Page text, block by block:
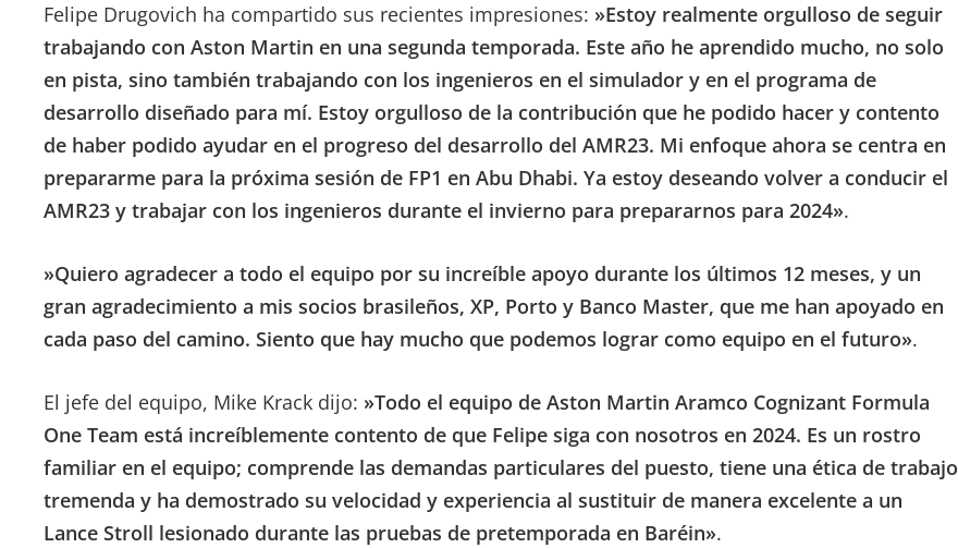
Felipe Drugovich ha compartido sus recientes impresiones: »Estoy realmente orgulloso de seguir
trabajando con Aston Martin en una segunda temporada. Este año he aprendido mucho, no solo
en pista, sino también trabajando con los ingenieros en el simulador y en el programa de
desarrollo diseñado para mí. Estoy orgulloso de la contribución que he podido hacer y contento
de haber podido ayudar en el progreso del desarrollo del AMR23. Mi enfoque ahora se centra en
prepararme para la próxima sesión de FP1 en Abu Dhabi. Ya estoy deseando volver a conducir el
AMR23 y trabajar con los ingenieros durante el invierno para prepararnos para 2024».
»Quiero agradecer a todo el equipo por su increíble apoyo durante los últimos 12 meses, y un
gran agradecimiento a mis socios brasileños, XP, Porto y Banco Master, que me han apoyado en
cada paso del camino. Siento que hay mucho que podemos lograr como equipo en el futuro».
El jefe del equipo, Mike Krack dijo: »Todo el equipo de Aston Martin Aramco Cognizant Formula
One Team está increíblemente contento de que Felipe siga con nosotros en 2024. Es un rostro
familiar en el equipo; comprende las demandas particulares del puesto, tiene una ética de trabajo
tremenda y ha demostrado su velocidad y experiencia al sustituir de manera excelente a un
Lance Stroll lesionado durante las pruebas de pretemporada en Baréin».